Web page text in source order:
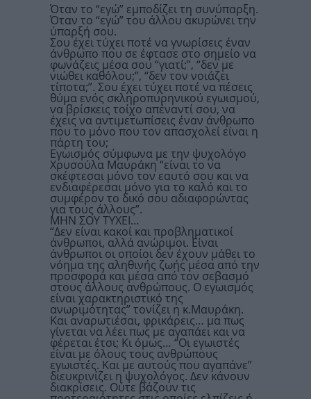
Όταν το “εγώ” εμποδίζει τη συνύπαρξη.
Όταν το “εγώ” του άλλου ακυρώνει την
ύπαρξή σου.
Σου έχει τύχει ποτέ να γνωρίσεις έναν
άνθρωπο που σε έφτασε στο σημείο να
φωνάζεις μέσα σου “γιατί;”, “δεν με
νιώθει καθόλου;”, “δεν τον νοιάζει
τίποτα;”. Σου έχει τύχει ποτέ να πέσεις
θύμα ενός σκληροπυρηνικού εγωισμού,
να βρίσκεις τοίχο απέναντί σου, να
έχεις να αντιμετωπίσεις έναν άνθρωπο
που το μόνο που τον απασχολεί είναι η
πάρτη του;
Εγωισμός σύμφωνα με την ψυχολόγο
Χρυσούλα Μαυράκη “είναι το να
σκέφτεσαι μόνο τον εαυτό σου και να
ενδιαφέρεσαι μόνο για το καλό και το
συμφέρον το δικό σου αδιαφορώντας
για τους άλλους”.
ΜΗΝ ΣΟΥ ΤΥΧΕΙ…
“Δεν είναι κακοί και προβληματικοί
άνθρωποι, αλλά ανώριμοι. Είναι
άνθρωποι οι οποίοι δεν έχουν μάθει το
νόημα της αληθινής ζωής μέσα από την
προσφορά και μέσα από τον σεβασμό
στους άλλους ανθρώπους. Ο εγωισμός
είναι χαρακτηριστικό της
ανωριμότητας” τονίζει η κ.Μαυράκη.
Και αναρωτιέσαι, φρικάρεις… μα πως
γίνεται να λέει πως με αγαπάει και να
φέρεται έτσι; Κι όμως… “Οι εγωιστές
είναι με όλους τους ανθρώπους
εγωιστές. Και με αυτούς που αγαπάνε”
διευκρινίζει η ψυχολόγος. Δεν κάνουν
διακρίσεις. Ούτε βάζουν τις